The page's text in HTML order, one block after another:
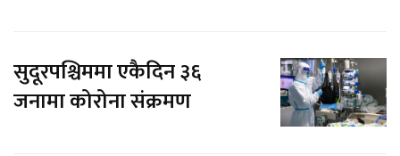
सुदूरपश्चिममा एकैदिन ३६
जनामा कोरोना संक्रमण